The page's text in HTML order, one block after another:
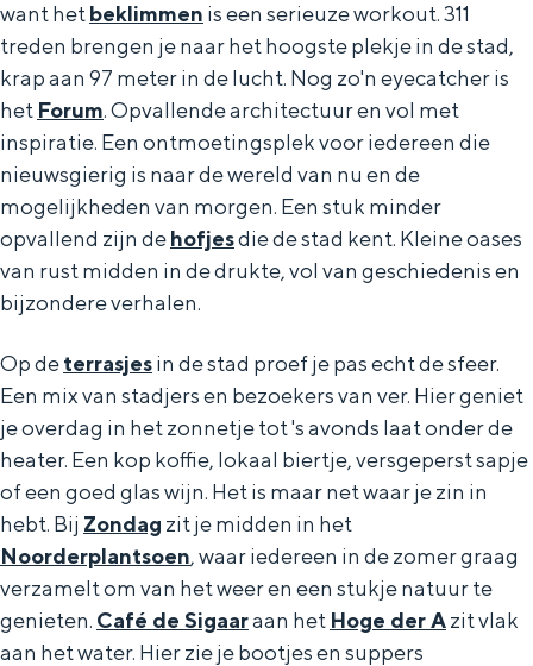
want hetbeklimmen is een serieuze workout. 311
treden brengen je naar het hoogste plekje in de stad,
krap aan 97 meter in de lucht. Nog zo'n eyecatcher is
het Forum. Opvallende architectuur en vol met
inspiratie. Een ontmoetingsplek voor iedereen die
nieuwsgierig is naar de wereld van nu en de
mogelijkheden van morgen. Een stuk minder
opvallend zijn dehofjesdie de stad kent. Kleine oases
van rust midden in de drukte, vol van geschiedenis en
bijzondere verhalen.
Op deterrasjesin de stad proef je pas echt de sfeer.
Een mix van stadjers en bezoekers van ver. Hier geniet
je overdag in het zonnetje tot 's avonds laat onder de
heater. Een kop koffie, lokaal biertje, versgeperst sapje
of een goed glas wijn. Het is maar net waar je zin in
hebt. Bij Zondag zit je midden in het
Noorderplantsoen, waar iedereen in de zomer graag
verzamelt om van het weer en een stukje natuur te
genieten. Café de Sigaaraan het Hoge der Azit vlak
aan het water. Hier zie je bootjes en suppers